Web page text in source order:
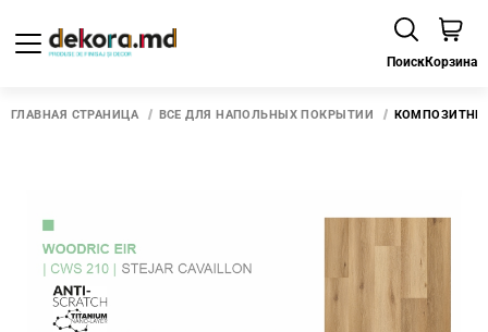
ПоискКорзина
ГЛАВНАЯ СТРАНИЦА ВСЕ ДЛЯ НАПОЛЬНЫХ ПОКРЫТИЙ КОМПОЗИТНЫЙ